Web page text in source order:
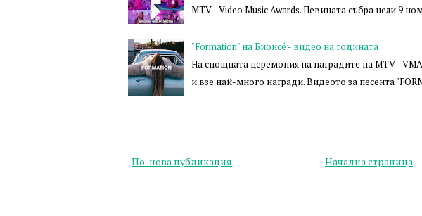
MTV - Video Music Awards. Певицата събра цели 9
"Formation" на Бионсé - видео на годината
На снощната церемония на наградите на MTV -
и взе най-много награди. Видеото за песента
По-нова публикация Начална страница